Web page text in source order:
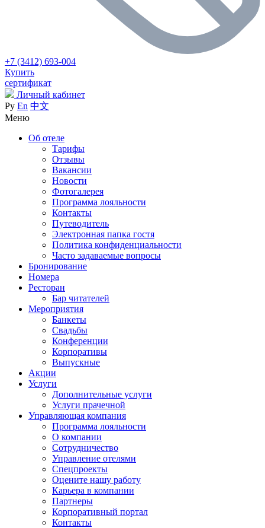
+7 (3412) 693-004
Купить
сертификат
Личный кабинет
Ру En 中文
Меню
Об отеле
Тарифы
Отзывы
Вакансии
Новости
Фотогалерея
Программа лояльности
Контакты
Путеводитель
Электронная папка гостя
Политика конфиденциальности
Часто задаваемые вопросы
Бронирование
Номера
Ресторан
Бар читателей
Мероприятия
Банкеты
Свадьбы
Конференции
Корпоративы
Выпускные
Акции
Услуги
Дополнительные услуги
Услуги прачечной
Управляющая компания
Программа лояльности
О компании
Сотрудничество
Управление отелями
Спецпроекты
Оцените нашу работу
Карьера в компании
Партнеры
Корпоративный портал
Контакты